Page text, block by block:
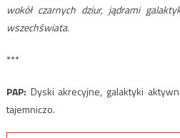
wokół czarnych dziur, jądrami
wszechświata.
***
PAP: Dyski akrecyjne, galaktyki
tajemniczo.